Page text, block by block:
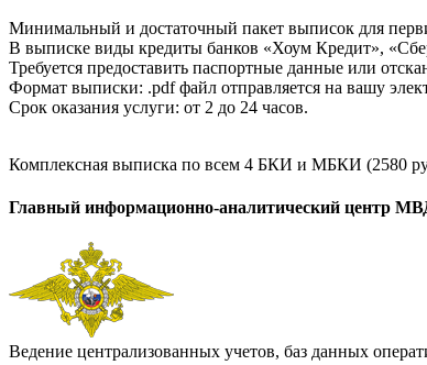
Минимальный и достаточный пакет выписок для
В выписке виды кредиты банков «Хоум Кредит»,
Требуется предоставить паспортные данные или
Формат выписки: .pdf файл отправляется на вашу
Срок оказания услуги: от 2 до 24 часов.
Комплексная выписка по всем 4 БКИ и МБКИ (2580
Главный информационно-аналитический центр
Ведение централизованных учетов, баз данных